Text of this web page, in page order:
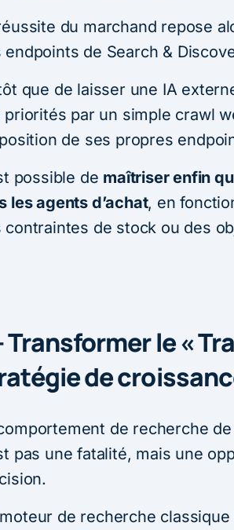
du marchand repose
endpoints de Search &
que de laisser une IA
priorités par un simple crawl
de ses propres
possible de maîtriser enfin
les agents d’achat, en
contraintes de stock ou des
Transformer le «
de
de recherche
pas une fatalité, mais une
de recherche